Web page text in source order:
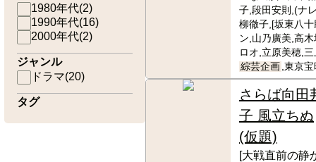
1980年代(2)
1990年代(16)
2000年代(2)
ジャンル
ドラマ(20)
タグ
子,段田安則,(ナ
柳徹子,[坂東八
ン,山乃廣美,高
ロオ,立原美穂,
綜芸企画 ,東京
さらば向田
子 風立ちぬ
(仮題)
[大戦直前の静